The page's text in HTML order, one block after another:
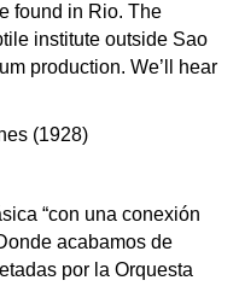
found in Rio. The
institute outside Sao
production. We’ll hear
(1928)
“con una conexión
acabamos de
por la Orquesta